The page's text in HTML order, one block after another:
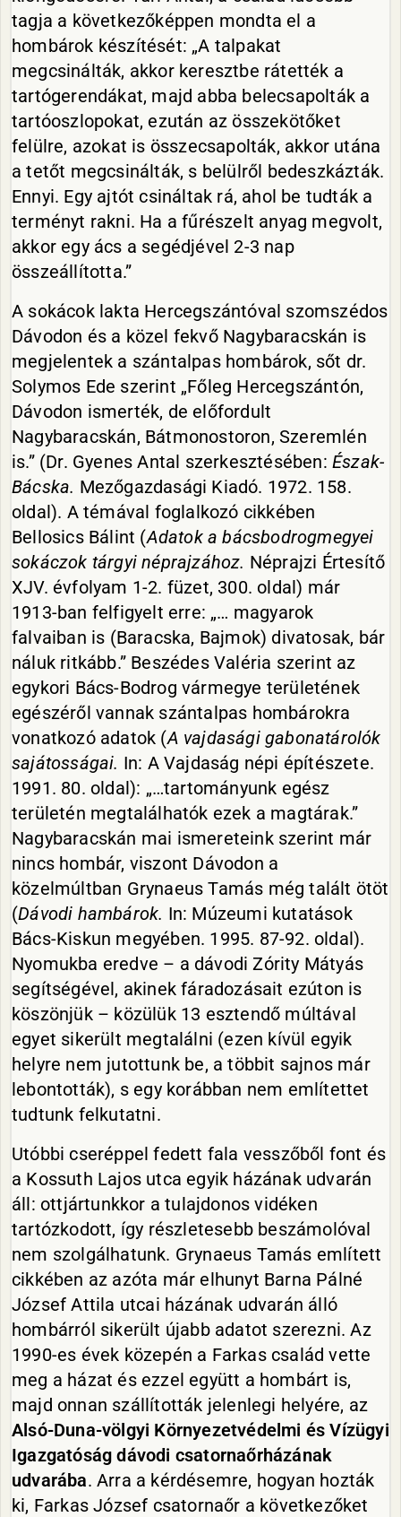
tagja a következőképpen mondta el a
hombárok készítését: „A talpakat
megcsinálták, akkor keresztbe rátették a
tartógerendákat, majd abba belecsapolták a
tartóoszlopokat, ezután az összekötőket
felülre, azokat is összecsapolták, akkor utána
a tetőt megcsinálták, s belülről bedeszkázták.
Ennyi. Egy ajtót csináltak rá, ahol be tudták a
terményt rakni. Ha a fűrészelt anyag megvolt,
akkor egy ács a segédjével 2-3 nap
összeállította.”
A sokácok lakta Hercegszántóval szomszédos
Dávodon és a közel fekvő Nagybaracskán is
megjelentek a szántalpas hombárok, sőt dr.
Solymos Ede szerint „Főleg Hercegszántón,
Dávodon ismerték, de előfordult
Nagybaracskán, Bátmonostoron, Szeremlén
is.” (Dr. Gyenes Antal szerkesztésében:Észak-
Bácska. Mezőgazdasági Kiadó. 1972. 158.
oldal). A témával foglalkozó cikkében
Bellosics Bálint (Adatok a bácsbodrogmegyei
sokáczok tárgyi néprajzához. Néprajzi Értesítő
XJV. évfolyam 1-2. füzet, 300. oldal) már
1913-ban felfigyelt erre: „… magyarok
falvaiban is (Baracska, Bajmok) divatosak, bár
náluk ritkább.” Beszédes Valéria szerint az
egykori Bács-Bodrog vármegye területének
egészéről vannak szántalpas hombárokra
vonatkozó adatok (A vajdasági gabonatárolók
sajátosságai. In: A Vajdaság népi építészete.
1991. 80. oldal): „…tartományunk egész
területén megtalálhatók ezek a magtárak.”
Nagybaracskán mai ismereteink szerint már
nincs hombár, viszont Dávodon a
közelmúltban Grynaeus Tamás még talált ötöt
(Dávodi hambárok. In: Múzeumi kutatások
Bács-Kiskun megyében. 1995. 87-92. oldal).
Nyomukba eredve – a dávodi Zórity Mátyás
segítségével, akinek fáradozásait ezúton is
köszönjük – közülük 13 esztendő múltával
egyet sikerült megtalálni (ezen kívül egyik
helyre nem jutottunk be, a többit sajnos már
lebontották), s egy korábban nem említettet
tudtunk felkutatni.
Utóbbi cseréppel fedett fala vesszőből font és
a Kossuth Lajos utca egyik házának udvarán
áll: ottjártunkkor a tulajdonos vidéken
tartózkodott, így részletesebb beszámolóval
nem szolgálhatunk. Grynaeus Tamás említett
cikkében az azóta már elhunyt Barna Pálné
József Attila utcai házának udvarán álló
hombárról sikerült újabb adatot szerezni. Az
1990-es évek közepén a Farkas család vette
meg a házat és ezzel együtt a hombárt is,
majd onnan szállították jelenlegi helyére, az
Alsó-Duna-völgyi Környezetvédelmi és Vízügyi
Igazgatóság dávodi csatornaőrházának
udvarába. Arra a kérdésemre, hogyan hozták
ki, Farkas József csatornaőr a következőket